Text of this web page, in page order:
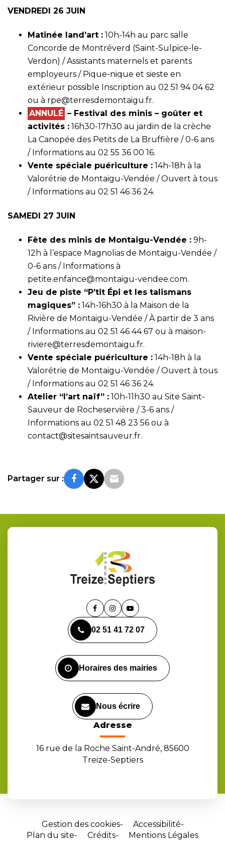
VENDREDI 26 JUIN
Matinée land’art : 10h-14h au parc salle
Concorde de Montréverd (Saint-Sulpice-le-
Verdon) / Assistants maternels et parents
employeurs / Pique-nique et sieste en
extérieur possible Inscription au 02 51 94 04 62
ou à rpe@terresdemontaigu.fr.
ANNULÉ – Festival des minis – goûter et
activités : 16h30-17h30 au jardin de la crèche
La Canopée des Petits de La Bruffière / 0-6 ans
/ Informations au 02 55 36 00 16.
Vente spéciale puériculture : 14h-18h à la
Valorétrie de Montaigu-Vendée / Ouvert à tous
/ Informations au 02 51 46 36 24.
SAMEDI 27 JUIN
Fête des minis de Montaigu-Vendée : 9h-
12h à l’espace Magnolias de Montaigu-Vendée /
0-6 ans / Informations à
petite.enfance@montaigu-vendee.com.
Jeu de piste “P’tit Épi et les talismans
magiques” : 14h-16h30 à la Maison de la
Rivière de Montaigu-Vendée / À partir de 3 ans
/ Informations au 02 51 46 44 67 ou à maison-
riviere@terresdemontaigu.fr.
Vente spéciale puériculture : 14h-18h à la
Valorétrie de Montaigu-Vendée / Ouvert à tous
/ Informations au 02 51 46 36 24.
Atelier “l’art naïf” : 10h-11h30 au Site Saint-
Sauveur de Rocheservière / 3-6 ans /
Informations au 02 51 48 23 56 ou à
contact@sitesaintsauveur.fr.
Partager sur :
Lien
le
compte
Lien
le
compte
Lien
la
chaîne
02 51 41 72 07
Horaires des mairies
Nous écrire
Adresse
16 rue de la Roche Saint-André, 85600
Treize-Septiers
Gestion des cookies
Accessibilité
Plan du site
Crédits Mentions Légales